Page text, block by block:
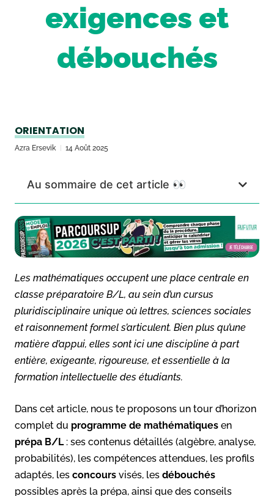
exigences et
débouchés
ORIENTATION
Azra Ersevik 14 Août 2025
Au sommaire de cet article 👀
Les mathématiques occupent une place centrale en
classe préparatoire B/L, au sein d’un cursus
pluridisciplinaire unique où lettres, sciences sociales
et raisonnement formel s’articulent. Bien plus qu’une
matière d’appui, elles sont ici une discipline à part
entière, exigeante, rigoureuse, et essentielle à la
formation intellectuelle des étudiants.
Dans cet article, nous te proposons un tour d’horizon
complet du programme de mathématiques en
prépa B/L: ses contenus détaillés (algèbre, analyse,
probabilités), les compétences attendues, les profils
adaptés, les concours visés, les débouchés
possibles après la prépa, ainsi que des conseils